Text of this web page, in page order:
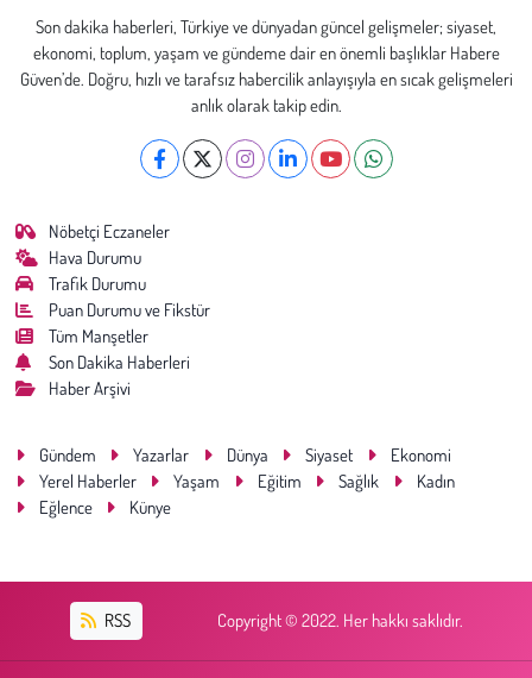
Son dakika haberleri, Türkiye ve dünyadan güncel gelişmeler; siyaset,
ekonomi, toplum, yaşam ve gündeme dair en önemli başlıklar Habere
Güven’de. Doğru, hızlı ve tarafsız habercilik anlayışıyla en sıcak gelişmeleri
anlık olarak takip edin.
Nöbetçi Eczaneler
Hava Durumu
Trafik Durumu
Puan Durumu ve Fikstür
Tüm Manşetler
Son Dakika Haberleri
Haber Arşivi
Gündem Yazarlar Dünya Siyaset
Ekonomi
Yerel Haberler
Yaşam Eğitim Sağlık
Kadın
Eğlence
Künye
RSS Copyright © 2022. Her hakkı saklıdır.